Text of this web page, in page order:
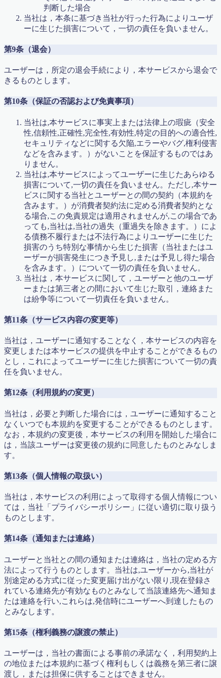
判断した場合
当社は，本条に基づき当社が行った行為によりユーザ
ーに生じた損害について，一切の責任を負いません。
第9条（退会）
ユーザーは，所定の退会手続により，本サービスから退会で
きるものとします。
第10条（保証の否認および免責事項）
当社は,本サービスに事実上または法律上の瑕疵（安全
性,信頼性,正確性,完全性,有効性,特定の目的への適合性,
セキュリティなどに関する欠陥,エラーやバグ,権利侵害
などを含みます。）がないことを保証するものではあ
りません。
当社は,本サービスによってユーザーに生じたあらゆる
損害について,一切の責任を負いません。ただし,本サー
ビスに関する当社とユーザーとの間の契約（本規約を
含みます。）が消費者契約法に定める消費者契約とな
る場合,この免責規定は適用されませんが,この場合であ
っても,当社は,当社の過失（重過失を除きます。）によ
る債務不履行または不法行為によりユーザーに生じた
損害のうち特別な事情から生じた損害（当社またはユ
ーザーが損害発生につき予見し,または予見し得た場合
を含みます。）について一切の責任を負いません。
当社は，本サービスに関して，ユーザーと他のユーザ
ーまたは第三者との間において生じた取引，連絡また
は紛争等について一切責任を負いません。
第11条（サービス内容の変更等）
当社は，ユーザーに通知することなく，本サービスの内容を
変更しまたは本サービスの提供を中止することができるもの
とし，これによってユーザーに生じた損害について一切の責
任を負いません。
第12条（利用規約の変更）
当社は，必要と判断した場合には，ユーザーに通知すること
なくいつでも本規約を変更することができるものとします。
なお，本規約の変更後，本サービスの利用を開始した場合に
は，当該ユーザーは変更後の規約に同意したものとみなしま
す。
第13条（個人情報の取扱い）
当社は，本サービスの利用によって取得する個人情報につい
ては，当社「プライバシーポリシー」に従い適切に取り扱う
ものとします。
第14条（通知または連絡）
ユーザーと当社との間の通知または連絡は，当社の定める方
法によって行うものとします。当社は,ユーザーから,当社が
別途定める方式に従った変更届け出がない限り,現在登録さ
れている連絡先が有効なものとみなして当該連絡先へ通知ま
たは連絡を行い,これらは,発信時にユーザーへ到達したもの
とみなします。
第15条（権利義務の譲渡の禁止）
ユーザーは，当社の書面による事前の承諾なく，利用契約上
の地位または本規約に基づく権利もしくは義務を第三者に譲
渡し，または担保に供することはできません。